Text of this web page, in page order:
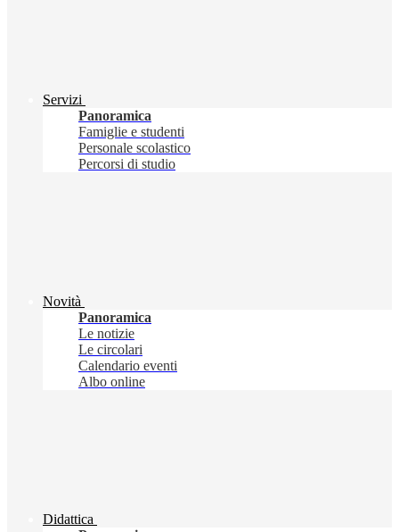
Servizi
Panoramica
Famiglie e studenti
Personale scolastico
Percorsi di studio
Novità
Panoramica
Le notizie
Le circolari
Calendario eventi
Albo online
Didattica